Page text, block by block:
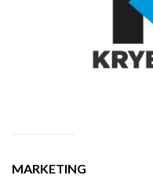
MARKETING